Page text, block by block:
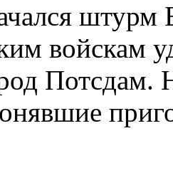
войскам
Потсдам.